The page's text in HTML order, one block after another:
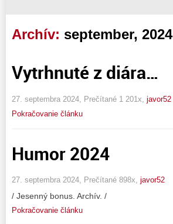
Archív: september, 2024
Vytrhnuté z diára…
27. septembra 2024, Prečítané 1 201x, javor52
Pokračovanie článku
Humor 2024
27. septembra 2024, Prečítané 898x, javor52
/ Jesenný bonus. Archív. /
Pokračovanie článku